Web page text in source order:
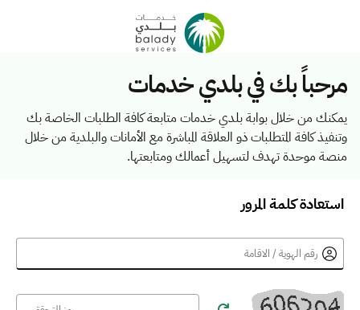
مرحباً بك في بلدي خدمات
يمكنك من خلال بوابة بلدي خدمات متابعة كافة الطلبات الخاصة بك
وتنفيذ كافة المتطلبات ذو العلاقة المباشرة مع الأمانات والبلدية من خلال
منصة موحدة تهدف لتسهيل أعمالك ومتابعتها.
استعادة كلمة المرور